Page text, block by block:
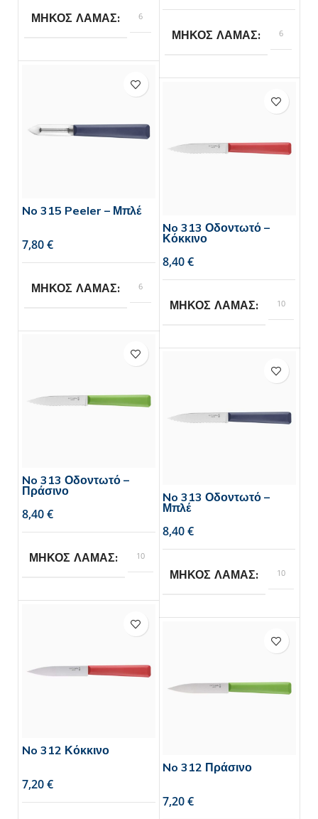
ΜΗΚΟΣ ΛΑΜΑΣ 6
ΜΗΚΟΣ ΛΑΜΑΣ 6
No 315 Peeler – Μπλέ
€
ΜΗΚΟΣ ΛΑΜΑΣ 6
No 313 Οδοντωτό –
Κόκκινο
€
ΜΗΚΟΣ ΛΑΜΑΣ 10
No 313 Οδοντωτό –
Πράσινο
€
ΜΗΚΟΣ ΛΑΜΑΣ 10
No 313 Οδοντωτό –
Μπλέ
€
ΜΗΚΟΣ ΛΑΜΑΣ 10
No 312 Κόκκινο
€
No 312 Πράσινο
€